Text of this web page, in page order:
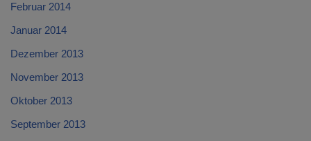
Februar 2014
Januar 2014
Dezember 2013
November 2013
Oktober 2013
September 2013